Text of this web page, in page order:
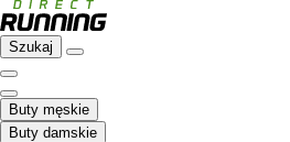
Szukaj
Buty męskie
Buty damskie